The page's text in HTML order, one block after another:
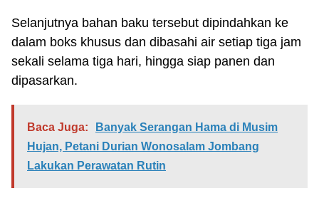
Selanjutnya bahan baku tersebut dipindahkan ke
dalam boks khusus dan dibasahi air setiap tiga jam
sekali selama tiga hari, hingga siap panen dan
dipasarkan.
Baca Juga:
Banyak Serangan Hama di Musim
Hujan, Petani Durian Wonosalam Jombang
Lakukan Perawatan Rutin